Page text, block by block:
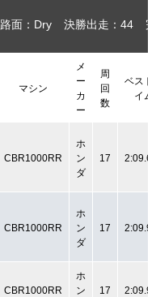
路面：Dry 決勝出走：44
マシン
メ
ー
カ
ー
周
回
数
ベスト
イム
CBR1000RR
ホ
ン
ダ
17
CBR1000RR
ホ
ン
ダ
17
CBR1000RR
ホ
ン
17